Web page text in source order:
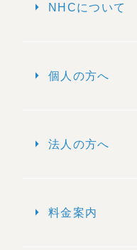
arrow_right NHCについて
arrow_right 個人の方へ
arrow_right 法人の方へ
arrow_right 料金案内